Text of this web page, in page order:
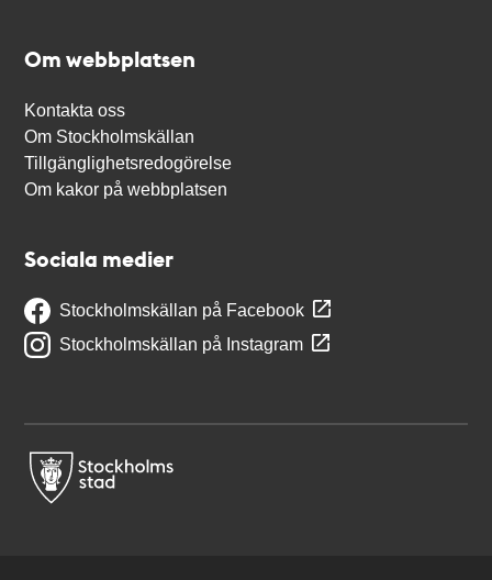
Om webbplatsen
Kontakta oss
Om Stockholmskällan
Tillgänglighetsredogörelse
Om kakor på webbplatsen
Sociala medier
Stockholmskällan på Facebook
Stockholmskällan på Instagram